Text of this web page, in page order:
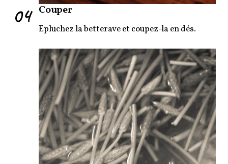
04 Couper
Epluchez la betterave et coupez-la en dés.